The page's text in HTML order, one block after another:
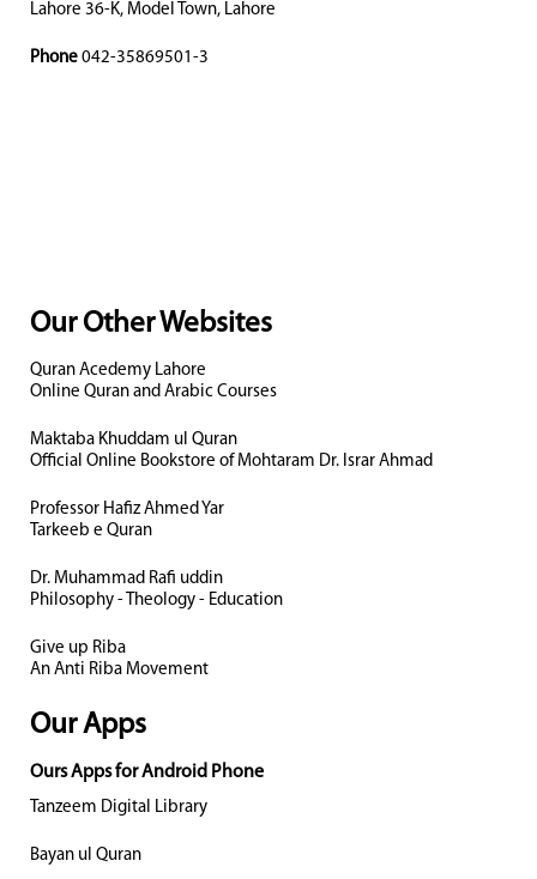
Lahore 36-K, Model Town, Lahore
Phone 042-35869501-3
Our Other Websites
Quran Acedemy Lahore
Online Quran and Arabic Courses
Maktaba Khuddam ul Quran
Official Online Bookstore of Mohtaram Dr. Israr Ahmad
Professor Hafiz Ahmed Yar
Tarkeeb e Quran
Dr. Muhammad Rafi uddin
Philosophy - Theology - Education
Give up Riba
An Anti Riba Movement
Our Apps
Ours Apps for Android Phone
Tanzeem Digital Library
Bayan ul Quran